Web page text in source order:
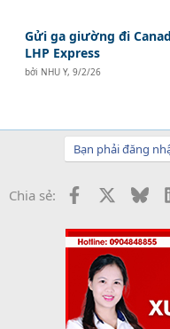
Gửi ga giường đi
LHP Express
bởi NHU Y,9/2/26
Bạn phải đăng
Chia sẻ: Facebook